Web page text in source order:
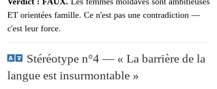
ET orientées famille. Ce n'est pas une contradiction —
c'est leur force.
Stéréotype n°4 — « La barrière de la
langue est insurmontable »